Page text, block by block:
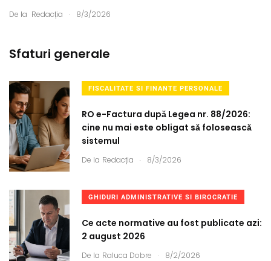
De la Redacția . 8/3/2026
Sfaturi generale
FISCALITATE SI FINANTE PERSONALE
RO e-Factura după Legea nr. 88/2026:
cine nu mai este obligat să folosească
sistemul
De la Redacția . 8/3/2026
GHIDURI ADMINISTRATIVE SI BIROCRATIE
Ce acte normative au fost publicate azi:
2 august 2026
De la Raluca Dobre . 8/2/2026